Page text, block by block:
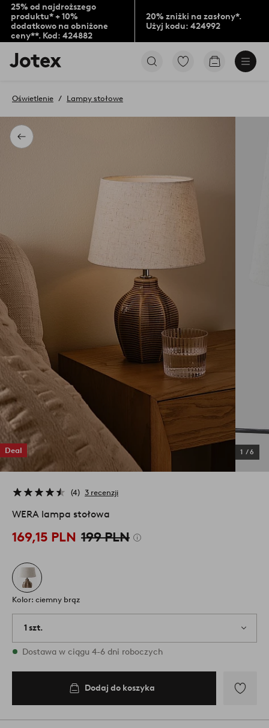
25% od najdroższego
produktu* + 10%
dodatkowo na obniżone
ceny**. Kod: 424882
20% zniżki na zasłony*.
Użyj kodu: 424992
Logo
Jotex
na
stronę
PrzejdźPrzejdź
Powrót
Oświetlenie Lampy stołowe
Deal 1 /6
4 3 recenzji
WERA lampa stołowa
169,15 PLN 199 PLN
Kolor: ciemny brąz
1 szt.
W magazynie
Dostawa w ciągu 4-6 dni roboczych
Dodaj do koszyka
do